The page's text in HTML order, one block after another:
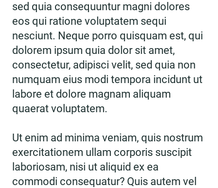
sed quia consequuntur magni dolores
eos qui ratione voluptatem sequi
nesciunt. Neque porro quisquam est, qui
dolorem ipsum quia dolor sit amet,
consectetur, adipisci velit, sed quia non
numquam eius modi tempora incidunt ut
labore et dolore magnam aliquam
quaerat voluptatem.
Ut enim ad minima veniam, quis nostrum
exercitationem ullam corporis suscipit
laboriosam, nisi ut aliquid ex ea
commodi consequatur? Quis autem vel